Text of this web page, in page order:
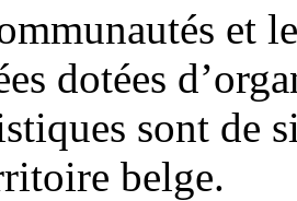
et
dotées
sont de
belge.